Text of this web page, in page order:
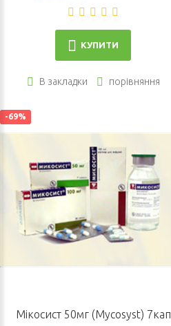
КУПИТИ
В закладки порівняння
-69%
Мікосист 50мг (Mycosyst) 7кап